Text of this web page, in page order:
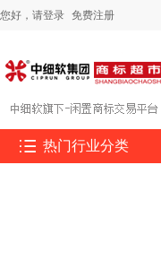
您好， 请登录 免费注册
 热门行业分类